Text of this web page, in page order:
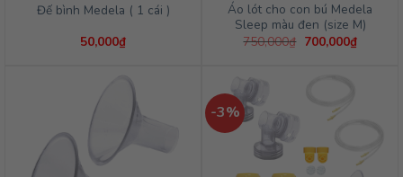
Đế bình Medela ( 1 cái )
50,000₫
Áo lót cho con bú Medela
Sleep màu đen (size M)
750,000₫ Giá
700,000₫Giá
hiện
-3%